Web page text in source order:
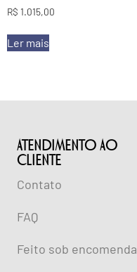
R$ 1.015,00
Ler mais
ATENDIMENTO AO
CLIENTE
Contato
FAQ
Feito sob encomenda